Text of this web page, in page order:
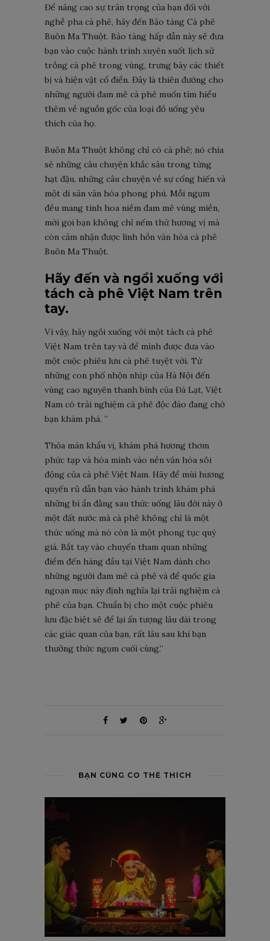
Để nâng cao sự trân trọng của bạn đối với
nghề pha cà phê, hãy đến Bảo tàng Cà phê
Buôn Ma Thuột. Bảo tàng hấp dẫn này sẽ đưa
bạn vào cuộc hành trình xuyên suốt lịch sử
trồng cà phê trong vùng, trưng bày các thiết
bị và hiện vật cổ điển. Đây là thiên đường cho
những người đam mê cà phê muốn tìm hiểu
thêm về nguồn gốc của loại đồ uống yêu
thích của họ.
Buôn Ma Thuột không chỉ có cà phê; nó chia
sẻ những câu chuyện khắc sâu trong từng
hạt đậu, những câu chuyện về sự cống hiến và
một di sản văn hóa phong phú. Mỗi ngụm
đều mang tinh hoa niềm đam mê vùng miền,
mời gọi bạn không chỉ nếm thử hương vị mà
còn cảm nhận được linh hồn văn hóa cà phê
Buôn Ma Thuột.
Hãy đến và ngồi xuống với
tách cà phê Việt Nam trên
tay.
Vì vậy, hãy ngồi xuống với một tách cà phê
Việt Nam trên tay và để mình được đưa vào
một cuộc phiêu lưu cà phê tuyệt vời. Từ
những con phố nhộn nhịp của Hà Nội đến
vùng cao nguyên thanh bình của Đà Lạt, Việt
Nam có trải nghiệm cà phê độc đáo đang chờ
bạn khám phá. ”
Thỏa mãn khẩu vị, khám phá hương thơm
phức tạp và hòa mình vào nền văn hóa sôi
động của cà phê Việt Nam. Hãy để mùi hương
quyến rũ dẫn bạn vào hành trình khám phá
những bí ẩn đằng sau thức uống lâu đời này ở
một đất nước mà cà phê không chỉ là một
thức uống mà nó còn là một phong tục quý
giá. Bắt tay vào chuyến tham quan những
điểm đến hàng đầu tại Việt Nam dành cho
những người đam mê cà phê và để quốc gia
ngoạn mục này định nghĩa lại trải nghiệm cà
phê của bạn. Chuẩn bị cho một cuộc phiêu
lưu đặc biệt sẽ để lại ấn tượng lâu dài trong
các giác quan của bạn, rất lâu sau khi bạn
thưởng thức ngụm cuối cùng.”
BẠN CŨNG CÓ THỂ THÍCH